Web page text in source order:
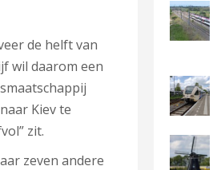
de helft van
wil daarom een
Kiev te
zit.
zeven andere